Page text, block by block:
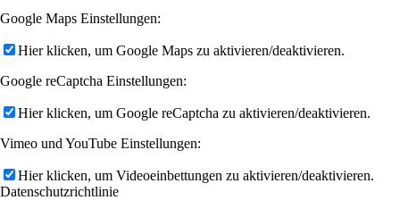
Google Maps Einstellungen:
Hier klicken, um Google Maps zu aktivieren/deaktivieren.
Google reCaptcha Einstellungen:
Hier klicken, um Google reCaptcha zu aktivieren/deaktivieren.
Vimeo und YouTube Einstellungen:
Hier klicken, um Videoeinbettungen zu aktivieren/deaktivieren.
Datenschutzrichtlinie